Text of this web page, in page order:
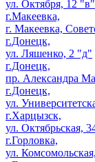
ул. Октября, 12 "в"
г.Макеевка,
г. Макеевка,
г.Донецк,
ул. Ляшенко, 2 "д"
г.Донецк,
пр. Александра
г.Донецк,
ул.
г.Харцызск,
ул. Октябрьская,
г.Горловка,
ул.